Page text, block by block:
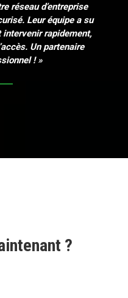
réseau d’entreprise
Leur équipe a su
intervenir rapidement,
Un partenaire
! »
?